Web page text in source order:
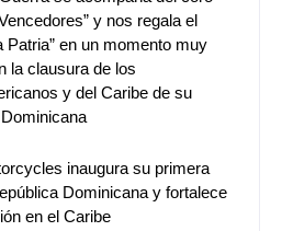
y nos regala el
Patria” en un momento muy
la clausura de los
y del Caribe de su
inaugura su primera
Dominicana y fortalece
en el Caribe